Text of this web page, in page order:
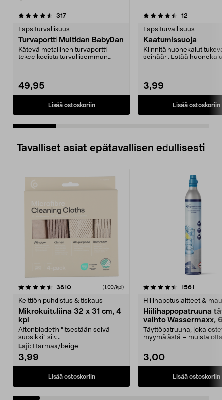
317arvostelut
Lapsiturvallisuus
Turvaportti Multidan BabyDan
Kätevä metallinen turvaportti
tekee kodista turvallisemman
49,95
Lisää ostoskoriin
4.5 viidestä
12
Lapsiturvallisuus
Kaatumissuoja
Kiinnitä huonekalut
seinään. Estää
3,99
Lisää ostoskoriin
3.5 viidestä
Tavalliset asiat epätavallisen edullisesti
3810arvostelut (1,00/kpl)
Keittiön puhdistus & tiskaus
Mikrokuituliina 32 x 31 cm, 4
kpl
Aftonbladetin "itsestään selvä
suosikki" siiv...
Laji: Harmaa/beige
3,99
Lisää ostoskoriin
4.5viidestä
1561
Hiilihapotuslaitteet &
Hiilihappopatruuna
vaihto Wassermaxx,
Täyttöpatruuna, joka
myymälästä – muista
3,00
Lisää ostoskoriin
4.5viidestä